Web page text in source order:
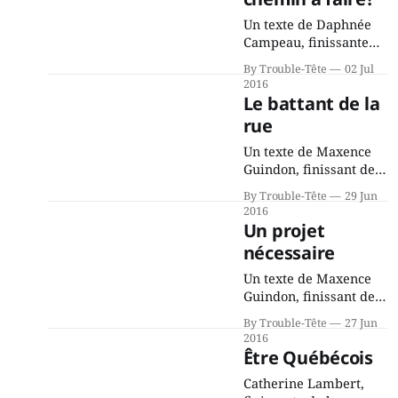
Un texte de Daphnée
Campeau, finissante
de la cohorte 2016 en
journalisme et
communications au
Cégep de Saint-Jérôme.
En remontant dans
l’histoire canadienne,
on constate que les
migratoires sont à la
base de ce pays
confédéré. Encore
aujourd’hui, le Canada
est une terre très
prisée par
By Trouble-Tête
02 Jul
2016
Le battant de la
rue
Un texte de Maxence
Guindon, finissant de
la cohorte 2016 en
journalisme et
communications au
Cégep de Saint-Jérôme.
Yves Manseau est un
précaire rescapé de la
rue. C’est un grand
à l’allure bienveillante
affublé d’un grand
sourire de père Noël et
d’une petite
By Trouble-Tête
29 Jun
2016
Un projet
nécessaire
Un texte de Maxence
Guindon, finissant de
la cohorte 2016 en
journalisme et
communications au
Cégep de Saint-Jérôme.
La cathédrale de Saint-
By Trouble-Tête
27 Jun
2016
Être Québécois
Catherine Lambert,